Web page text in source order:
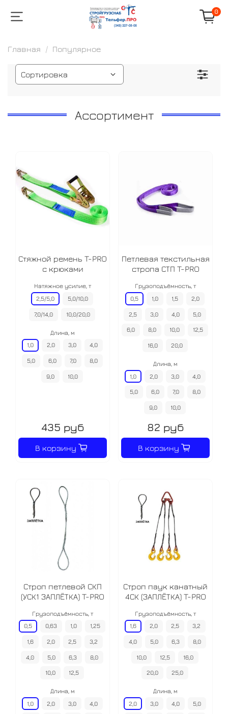
0
Главная Популярное
Ассортимент
Стяжной ремень T-PRO
с крюками
Натяжное усилие, т
2,5/5,0
5,0/10,0
7,0/14,0 10,0/20,0
Длина, м
1,0
2,0 3,0 4,0
5,0 6,0 7,0 8,0
9,0 10,0
435 руб
В корзину
Петлевая текстильная
стропа СТП T-PRO
Грузоподъёмность, т
0,5
1,0 1,5 2,0
2,5 3,0 4,0 5,0
6,0 8,0 10,0 12,5
16,0 20,0
Длина, м
1,0
2,0 3,0 4,0
5,0 6,0 7,0 8,0
9,0 10,0
82 руб
В корзину
Строп петлевой СКП
(УСК1 ЗАПЛЁТКА) T-PRO
Грузоподъёмность, т
0,5
0,63 1,0 1,25
1,6 2,0 2,5 3,2
4,0 5,0 6,3 8,0
10,0 12,5
Длина, м
1,0
2,0 3,0 4,0
Строп паук канатный
4СК (ЗАПЛЁТКА) T-PRO
Грузоподъёмность, т
1,6
2,0 2,5 3,2
4,0 5,0 6,3 8,0
10,0 12,5 16,0
20,0 25,0
Длина, м
2,0
3,0 4,0 5,0